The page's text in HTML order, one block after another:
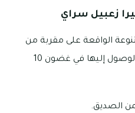
زعبيل سراي
الواقعة على مقربة من
جميرا زعبيل سراي، وهي يمكن الوصول إليها في غضون 10
الصديق.